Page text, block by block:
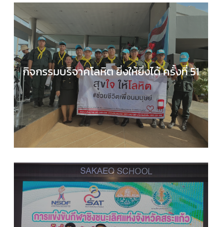
กิจกรรมบริจาคโลหิต ยิ่งให้ยิ่งได้ ครั้งที่ 51
กลุ่มบริหารงานทั่วไป, กิจกรรมของเรา, กิจกรรมนักเ
, ข่าวประชาสัมพันธ์